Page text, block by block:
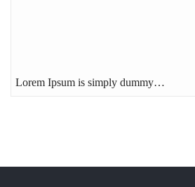
Lorem Ipsum is simply dummy…